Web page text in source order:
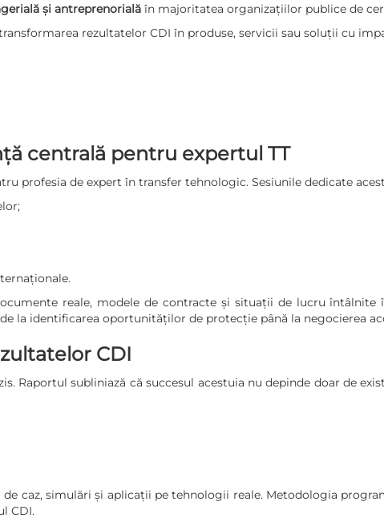
și antreprenorială în majoritatea organizațiilor publice de
rezultatelor CDI în produse, servicii sau soluții cu
centrală pentru expertul TT
profesia de expert în transfer tehnologic. Sesiunile dedicate
reale, modele de contracte și situații de lucru
la identificarea oportunităților de protecție până la negocierea
CDI
Raportul subliniază că succesul acestuia nu depinde doar de
caz, simulări și aplicații pe tehnologii reale. Metodologia
CDI.